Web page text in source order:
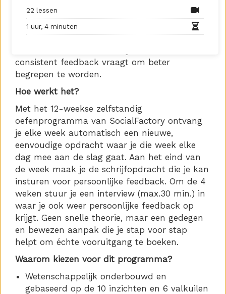
22 lessen
1 uur, 4 minuten
•Betere gesprekken voert door actief te
luisteren en empathisch te reageren.
consistent feedback vraagt om beter
begrepen te worden.
Hoe werkt het?
Met het 12-weekse zelfstandig
oefenprogramma van SocialFactory ontvang
je elke week automatisch een nieuwe,
eenvoudige opdracht waar je die week elke
dag mee aan de slag gaat. Aan het eind van
de week maak je de schrijfopdracht die je kan
insturen voor persoonlijke feedback. Om de 4
weken stuur je een interview (max.30 min.) in
waar je ook weer persoonlijke feedback op
krijgt. Geen snelle theorie, maar een gedegen
en bewezen aanpak die je stap voor stap
helpt om échte vooruitgang te boeken.
Waarom kiezen voor dit programma?
Wetenschappelijk onderbouwd en
gebaseerd op de 10 inzichten en 6 valkuilen